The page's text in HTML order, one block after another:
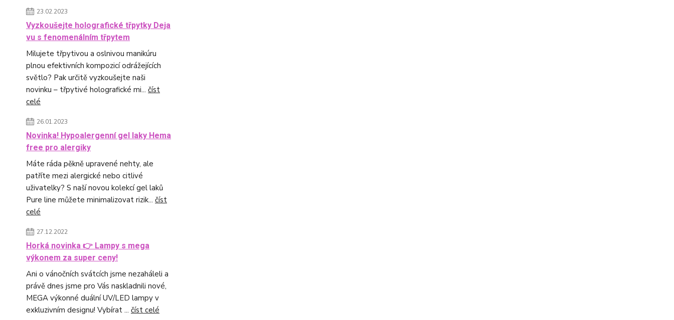
23.02.2023
Vyzkoušejte holografické třpytky Deja
vu s fenomenálním třpytem
Milujete třpytivou a oslnivou manikúru
plnou efektivních kompozicí odrážejících
světlo? Pak určitě vyzkoušejte naši
novinku – třpytivé holografické mi... číst
celé
26.01.2023
Novinka! Hypoalergenní gel laky Hema
free pro alergiky
Máte ráda pěkně upravené nehty, ale
patříte mezi alergické nebo citlivé
uživatelky? S naší novou kolekcí gel laků
Pure line můžete minimalizovat rizik... číst
celé
27.12.2022
Horká novinka 👉 Lampy s mega
výkonem za super ceny!
Ani o vánočních svátcích jsme nezaháleli a
právě dnes jsme pro Vás naskladnili nové,
MEGA výkonné duální UV/LED lampy v
exkluzivním designu! Vybírat ... číst celé